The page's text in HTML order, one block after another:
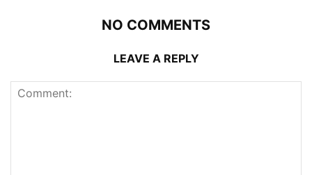
NO COMMENTS
LEAVE A REPLY